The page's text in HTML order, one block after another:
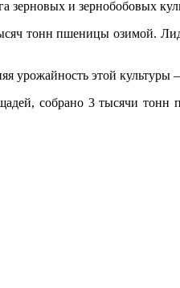
зерновых и зернобобовых
тонн пшеницы озимой.
урожайность этой культуры
собрано 3 тысячи